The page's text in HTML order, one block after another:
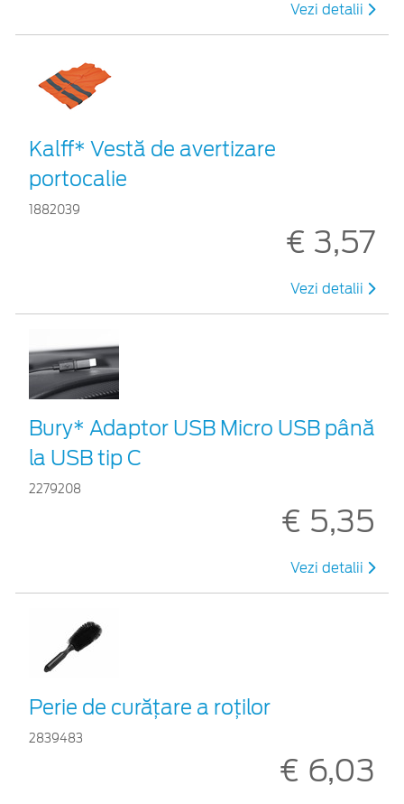
Vezi detalii
Kalff* Vestă de avertizare
portocalie
1882039
€ 3,57
Vezi detalii
Bury* Adaptor USB Micro USB până
la USB tip C
2279208
€ 5,35
Vezi detalii
Perie de curățare a roților
2839483
€ 6,03